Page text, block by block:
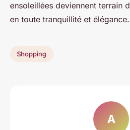
ensoleillées deviennent terrain
en toute tranquillité et élégance.
Shopping
A